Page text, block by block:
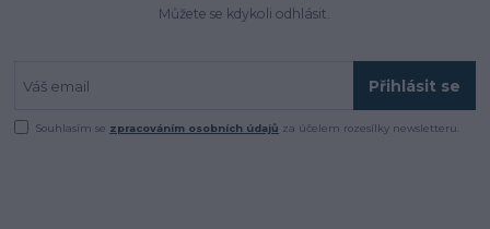
Můžete se kdykoli odhlásit.
Přihlásit se
Souhlasím se zpracováním osobních údajů za účelem rozesílky newsletteru.